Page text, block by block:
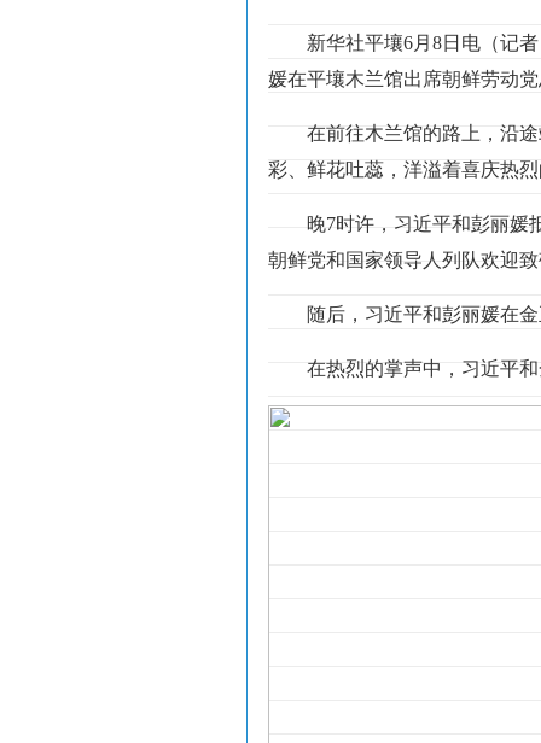
新华社平壤6月8日电（记
媛在平壤木兰馆出席朝鲜劳动
在前往木兰馆的路上，沿
彩、鲜花吐蕊，洋溢着喜庆热
晚7时许，习近平和彭丽媛
朝鲜党和国家领导人列队欢迎
随后，习近平和彭丽媛在
在热烈的掌声中，习近平